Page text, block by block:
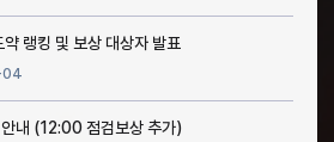
랭킹 및 보상 대상자 발표
내 (12:00 점검보상 추가)